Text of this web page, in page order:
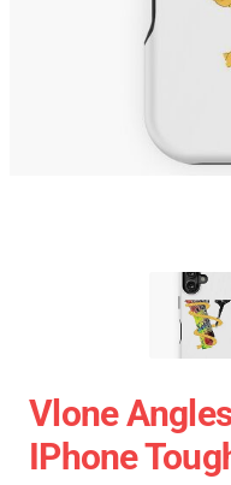
Vlone
IPhone